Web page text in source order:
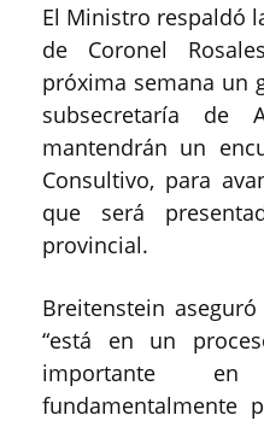
El Ministro respaldó
de Coronel
próxima semana un
subsecretaría de
mantendrán un
Consultivo, para
que será
provincial.
Breitenstein
“está en un
importante
fundamentalmente